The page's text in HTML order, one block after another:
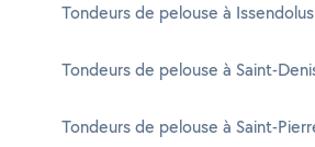
Tondeurs de pelouse à Issendolus
Tondeurs de pelouse à Saint-
Tondeurs de pelouse à Saint-